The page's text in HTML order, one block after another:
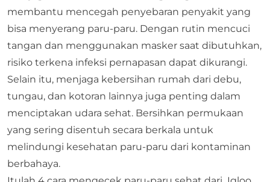
membantu mencegah penyebaran penyakit yang
bisa menyerang paru-paru. Dengan rutin mencuci
tangan dan menggunakan masker saat dibutuhkan,
risiko terkena infeksi pernapasan dapat dikurangi.
Selain itu, menjaga kebersihan rumah dari debu,
tungau, dan kotoran lainnya juga penting dalam
menciptakan udara sehat. Bersihkan permukaan
yang sering disentuh secara berkala untuk
melindungi kesehatan paru-paru dari kontaminan
berbahaya.